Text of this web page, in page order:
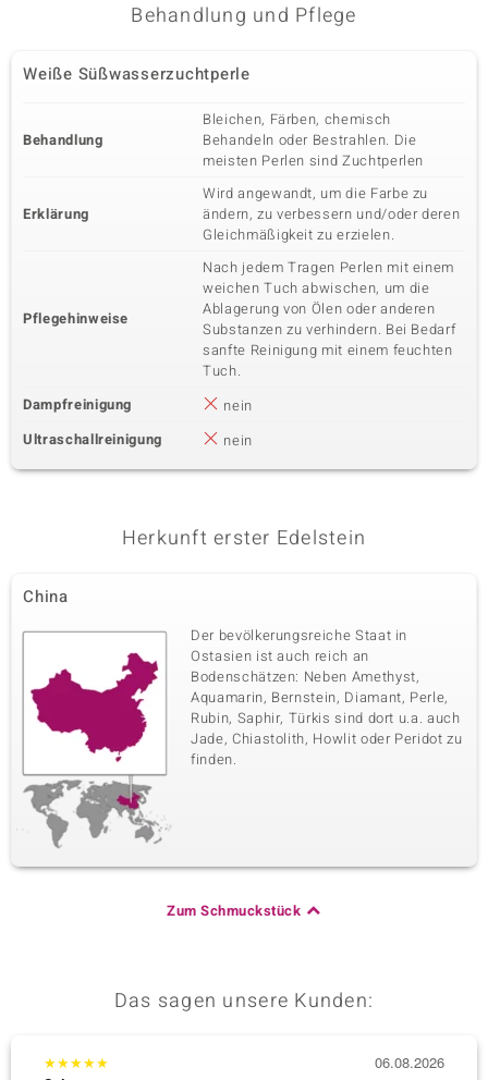
Behandlung und Pflege
Weiße Süßwasserzuchtperle
Behandlung
Bleichen, Färben, chemisch
Behandeln oder Bestrahlen. Die
meisten Perlen sind Zuchtperlen
Erklärung
Wird angewandt, um die Farbe zu
ändern, zu verbessern und/oder deren
Gleichmäßigkeit zu erzielen.
Pflegehinweise
Nach jedem Tragen Perlen mit einem
weichen Tuch abwischen, um die
Ablagerung von Ölen oder anderen
Substanzen zu verhindern. Bei Bedarf
sanfte Reinigung mit einem feuchten
Tuch.
Dampfreinigung
nein
Ultraschallreinigung
nein
Herkunft erster Edelstein
China
Der bevölkerungsreiche Staat in
Ostasien ist auch reich an
Bodenschätzen: Neben Amethyst,
Aquamarin, Bernstein, Diamant, Perle,
Rubin, Saphir, Türkis sind dort u.a. auch
Jade, Chiastolith, Howlit oder Peridot zu
finden.
Zum Schmuckstück
Das sagen unsere Kunden:
★★★★★
06.08.2026